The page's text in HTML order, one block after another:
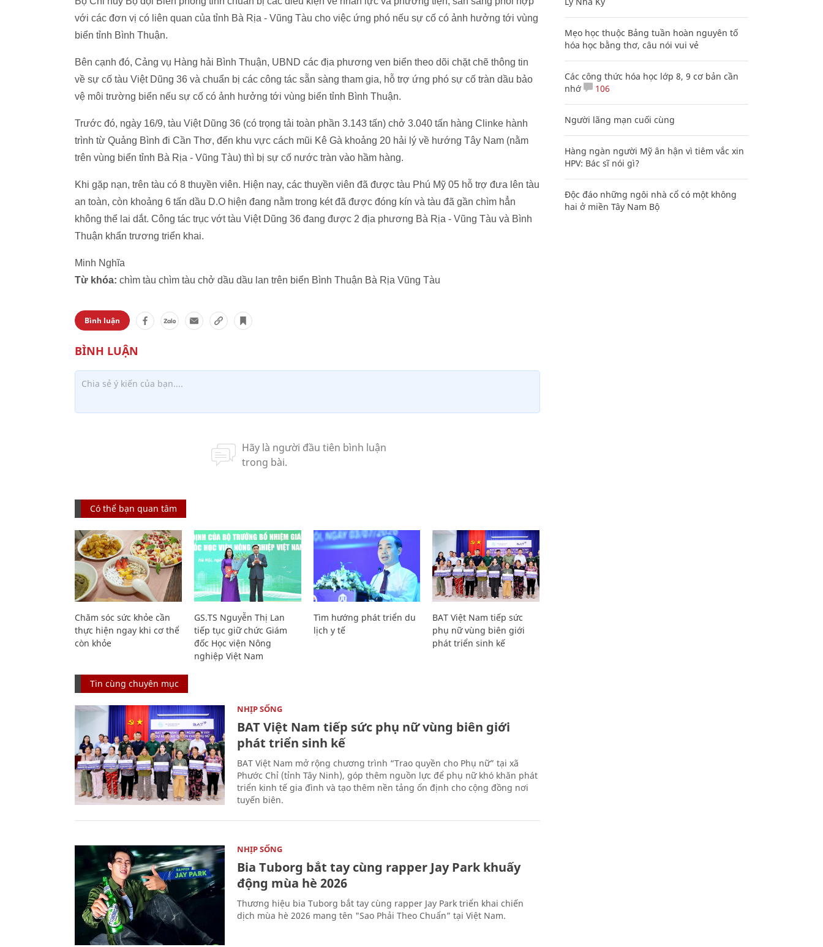
với các đơn vị có liên quan của tỉnh Bà Rịa - Vũng Tàu cho việc ứng phó nếu sự cố có ảnh hưởng tới vùng
biển tỉnh Bình Thuận.
Bên cạnh đó, Cảng vụ Hàng hải Bình Thuận, UBND các địa phương ven biển theo dõi chặt chẽ thông tin
về sự cố tàu Việt Dũng 36 và chuẩn bị các công tác sẵn sàng tham gia, hỗ trợ ứng phó sự cố tràn dầu bảo
vệ môi trường biển nếu sự cố có ảnh hưởng tới vùng biển tỉnh Bình Thuận.
Trước đó, ngày 16/9, tàu Việt Dũng 36 (có trọng tải toàn phần 3.143 tấn) chở 3.040 tấn hàng Clinke hành
trình từ Quảng Bình đi Cần Thơ, đến khu vực cách mũi Kê Gà khoảng 20 hải lý về hướng Tây Nam (nằm
trên vùng biển tỉnh Bà Rịa - Vũng Tàu) thì bị sự cố nước tràn vào hầm hàng.
Khi gặp nạn, trên tàu có 8 thuyền viên. Hiện nay, các thuyền viên đã được tàu Phú Mỹ 05 hỗ trợ đưa lên tàu
an toàn, còn khoảng 6 tấn dầu D.O hiện đang nằm trong két đã được đóng kín và tàu đã gần chìm hẳn
không thể lai dắt. Công tác trục vớt tàu Việt Dũng 36 đang được 2 địa phương Bà Rịa - Vũng Tàu và Bình
Thuận khẩn trương triển khai.
Minh Nghĩa
Từ khóa: chìm tàu chìm tàu chở dầu dầu lan trên biển Bình Thuận Bà Rịa Vũng Tàu
Bình luận
Có thể bạn quan tâm
Chăm sóc sức khỏe cần
thực hiện ngay khi cơ thể
còn khỏe
GS.TS Nguyễn Thị Lan
tiếp tục giữ chức Giám
đốc Học viện Nông
nghiệp Việt Nam
Tìm hướng phát triển du
lịch y tế
BAT Việt Nam tiếp sức
phụ nữ vùng biên giới
phát triển sinh kế
Tin cùng chuyên mục
NHỊP SỐNG
BAT Việt Nam tiếp sức phụ nữ vùng biên giới
phát triển sinh kế
BAT Việt Nam mở rộng chương trình “Trao quyền cho Phụ nữ” tại xã
Phước Chỉ (tỉnh Tây Ninh), góp thêm nguồn lực để phụ nữ khó khăn phát
triển kinh tế gia đình và tạo thêm nền tảng ổn định cho cộng đồng nơi
tuyến biên.
NHỊP SỐNG
Bia Tuborg bắt tay cùng rapper Jay Park khuấy
động mùa hè 2026
Thương hiệu bia Tuborg bắt tay cùng rapper Jay Park triển khai chiến
dịch mùa hè 2026 mang tên "Sao Phải Theo Chuẩn” tại Việt Nam.
Mẹo học thuộc Bảng tuần hoàn nguyên tố
hóa học bằng thơ, câu nói vui vẻ
Các công thức hóa học lớp 8, 9 cơ bản cần
nhớ
106
Người lãng mạn cuối cùng
Hàng ngàn người Mỹ ân hận vì tiêm vắc xin
HPV: Bác sĩ nói gì?
Độc đáo những ngôi nhà cổ có một không
hai ở miền Tây Nam Bộ